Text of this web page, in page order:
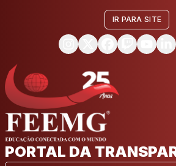
IR PARA SITE
PORTAL DA